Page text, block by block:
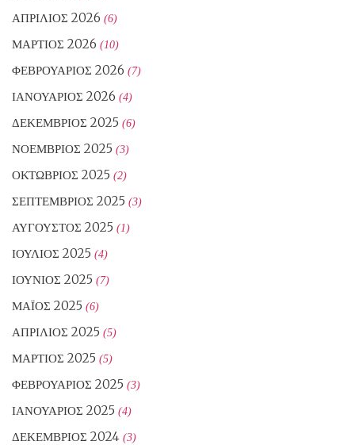
ΑΠΡΊΛΙΟΣ 2026 (6)
ΜΆΡΤΙΟΣ 2026 (10)
ΦΕΒΡΟΥΆΡΙΟΣ 2026 (7)
ΙΑΝΟΥΆΡΙΟΣ 2026 (4)
ΔΕΚΈΜΒΡΙΟΣ 2025 (6)
ΝΟΈΜΒΡΙΟΣ 2025 (3)
ΟΚΤΏΒΡΙΟΣ 2025 (2)
ΣΕΠΤΈΜΒΡΙΟΣ 2025 (3)
ΑΎΓΟΥΣΤΟΣ 2025 (1)
ΙΟΎΛΙΟΣ 2025 (4)
ΙΟΎΝΙΟΣ 2025 (7)
ΜΆΙΟΣ 2025 (6)
ΑΠΡΊΛΙΟΣ 2025 (5)
ΜΆΡΤΙΟΣ 2025 (5)
ΦΕΒΡΟΥΆΡΙΟΣ 2025 (3)
ΙΑΝΟΥΆΡΙΟΣ 2025 (4)
ΔΕΚΈΜΒΡΙΟΣ 2024 (3)